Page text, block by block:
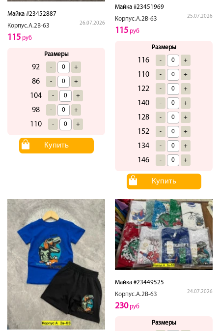
Майка #23452887
Корпус.А.2В-63
26.07.2026
115 руб
Размеры
92 - +
86 - +
104 - +
98 - +
110 - +
Купить
Майка #23451969
Корпус.А.2В-63
25.07.2026
115 руб
Размеры
116 - +
110 - +
122 - +
140 - +
128 - +
152 - +
134 - +
146 - +
Купить
Майка #23449525
Корпус.А.2В-63
24.07.2026
230руб
Размеры